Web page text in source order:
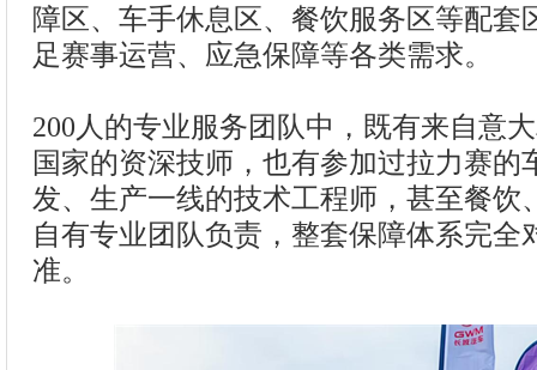
障区、车手休息区、餐饮服务区等配套
足赛事运营、应急保障等各类需求。
200人的专业服务团队中，既有来自意
国家的资深技师，也有参加过拉力赛的
发、生产一线的技术工程师，甚至餐饮
自有专业团队负责，整套保障体系完全
准。